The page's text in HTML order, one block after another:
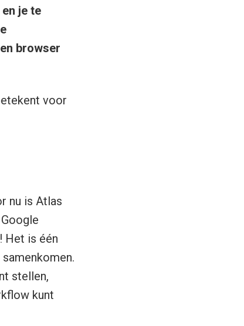
je te
browser
voor
nu is Atlas
Het is één
stellen,
kunt